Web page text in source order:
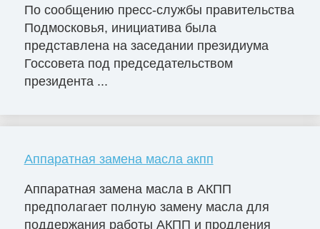
По сообщению пресс-службы правительства
Подмосковья, инициатива была
представлена на заседании президиума
Госсовета под председательством
президента ...
Аппаратная замена масла акпп
Аппаратная замена масла в АКПП
предполагает полную замену масла для
поддержания работы АКПП и продления